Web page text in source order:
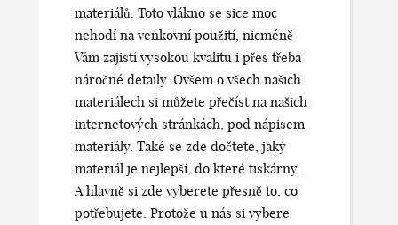
materiálů. Toto vlákno se sice moc
nehodí na venkovní použití, nicméně
Vám zajistí vysokou kvalitu i přes třeba
náročné detaily. Ovšem o všech našich
materiálech si můžete přečíst na našich
internetových stránkách, pod nápisem
materiály. Také se zde dočtete, jaký
materiál je nejlepší, do které tiskárny.
A hlavně si zde vyberete přesně to, co
potřebujete. Protože u nás si vybere